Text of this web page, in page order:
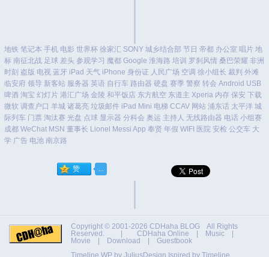
地铁 笔记本 手机 电影 世界杯 徐家汇 SONY 城乡结合部 节日 帝都 办公室 唱片 地
标 南征北战 足球 差头 参观学习 魔都 Google 淮海路 培训 罗刹风情 桑巴荣耀 非洲
时刻 盗版 电视 蓝牙 iPad 天气 iPhone 身份证 人民广场 空调 徐小组长 裁判 外滩
临安府 领导 新客站 服务器 英语 自行车 路由器 硬盘 赛季 警察 转会 Android USB
啤酒 淘宝 幻灯片 港汇广场 金陵 和平饭店 东方航空 东道主 Xperia 内存 保安 下载
微软 调查户口 羊城 诸葛亮 垃圾邮件 iPad Mini 电梯 CCAV 网站 浦东话 太平洋 城
际列车 门票 淘汰赛 光盘 点球 显示器 分科会 奥运 主持人 无线路由器 电话 小组赛
成都 WeChat MSN 董事长 Lionel Messi App 奉贤 年假 WIFI 医院 安检 公交车 大
学 广告 电池 南京路
Copyright © 2001-2026 CDHaha BLOG All Rights
Reserved. | CDHaha Online Music
Movie
Download
Guestbook
Timeline WP by JuliusDesign Ispired by Timeline